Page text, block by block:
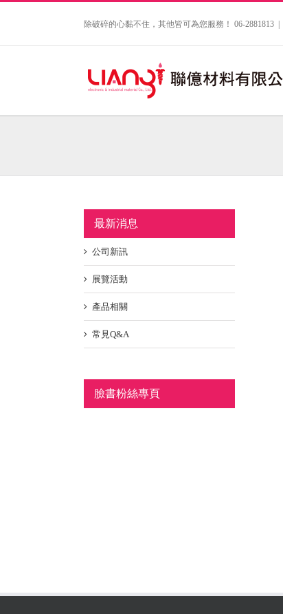
除破碎的心黏不住，其他皆可為您服務！ 06-2881813 |
最新消息
公司新訊
展覽活動
產品相關
常見Q&A
臉書粉絲專頁